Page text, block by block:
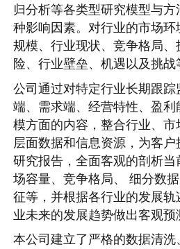
归分析等各类型研究模型与
种影响因素。对行业的市场
规模、行业现状、竞争格局
险、行业壁垒、机遇以及挑战
公司通过对特定行业长期跟
端、需求端、经营特性、盈
模方面的内容，整合行业、
层面数据和信息资源，为客
研究报告，全面客观的剖析
场容量、竞争格局、 细分数
征等，并根据各行业的发展
业未来的发展趋势做出客观预
本公司建立了严格的数据清